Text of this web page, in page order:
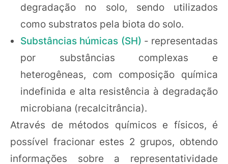
degradação no solo, sendo utilizados
como substratos pela biota do solo.
Substâncias húmicas (SH) - representadas
por substâncias complexas e
heterogêneas, com composição química
indefinida e alta resistência à degradação
microbiana (recalcitrância).
Através de métodos químicos e físicos, é
possível fracionar estes 2 grupos, obtendo
informações sobre a representatividade